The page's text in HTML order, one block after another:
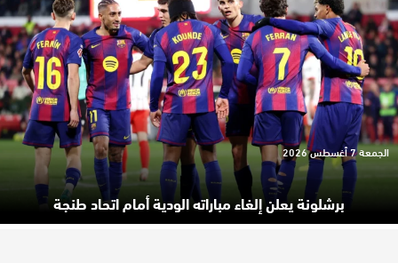
برشلونة يعلن إلغاء مباراته الودية أمام اتحاد طنجة
الجمعة 7 أغسطس 2026